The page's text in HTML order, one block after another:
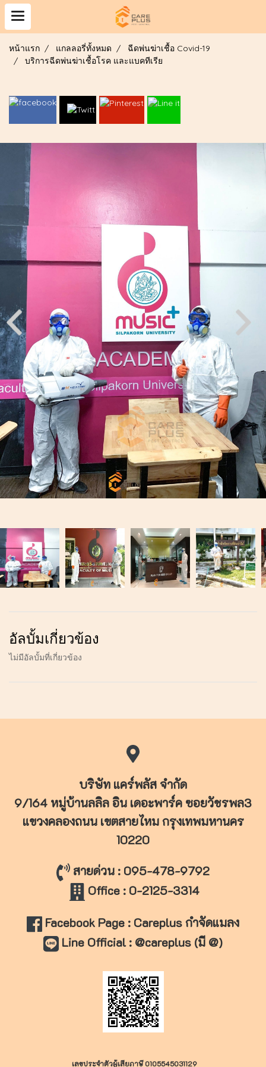
หน้าแรก แกลลอรี่ทั้งหมด
ฉีดพ่นฆ่าเชื้อ Covid-19
บริการฉีดพ่นฆ่าเชื้อโรค และแบคทีเรีย
อัลบั้มเกี่ยวข้อง
ไม่มีอัลบั้มที่เกี่ยวข้อง
บริษัท แคร์พลัส จำกัด
9/164 หมู่บ้านลลิล อิน เดอะพาร์ค ซอยวัชรพล3
แขวงคลองถนน เขตสายไหมกรุงเทพมหานคร
10220
สายด่วน : 095-478-9792
Office : 0-2125-3314
Facebook Page : Careplus กำจัดแมลง
Line Official : @careplus (มี @)
เลขประจำตัวผู้เสียภาษี 0105545031129